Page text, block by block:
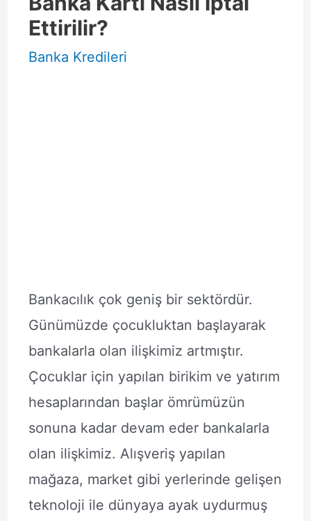
Ettirilir?
Banka Kredileri
Bankacılık çok geniş bir sektördür.
Günümüzde çocukluktan başlayarak
bankalarla olan ilişkimiz artmıştır.
Çocuklar için yapılan birikim ve yatırım
hesaplarından başlar ömrümüzün
sonuna kadar devam eder bankalarla
olan ilişkimiz. Alışveriş yapılan
mağaza, market gibi yerlerinde gelişen
teknoloji ile dünyaya ayak uydurmuş